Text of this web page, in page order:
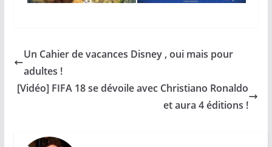
Un Cahier de vacances Disney , oui mais pour
adultes !
[Vidéo] FIFA 18 se dévoile avec Christiano Ronaldo
et aura 4 éditions !